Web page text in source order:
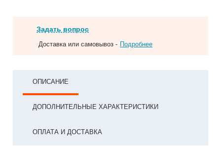
Задать вопрос
Доставка или самовывоз - Подробнее
ОПИСАНИЕ
ДОПОЛНИТЕЛЬНЫЕ ХАРАКТЕРИСТИКИ
ОПЛАТА И ДОСТАВКА